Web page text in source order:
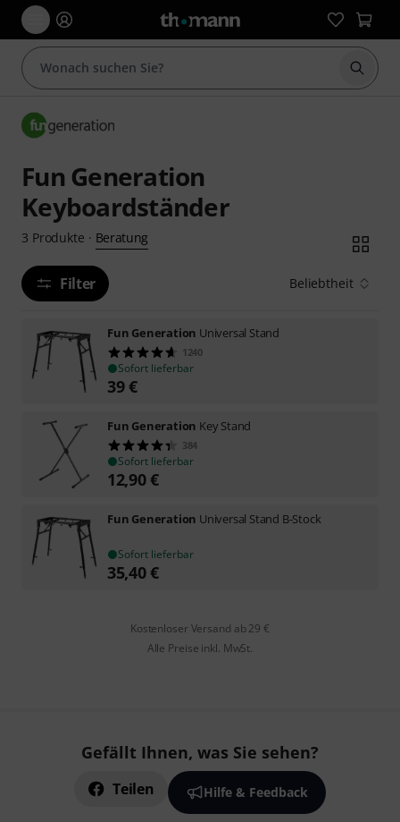
Suche
Fun Generation
Keyboardständer
3 Produkte · Beratung
Filter Beliebtheit
Fun Generation Universal Stand
1240
Sofort lieferbar
39€
Fun Generation Key Stand
384
Sofort lieferbar
12,90€
Fun Generation Universal Stand B-Stock
Sofort lieferbar
35,40€
Kostenloser Versand ab 29 €
Alle Preise inkl. MwSt.
Gefällt Ihnen, was Sie sehen?
Teilen Hilfe & Feedback